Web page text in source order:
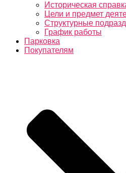
Историческая
Цели и предмет
Структурные
График работы
Парковка
Покупателям